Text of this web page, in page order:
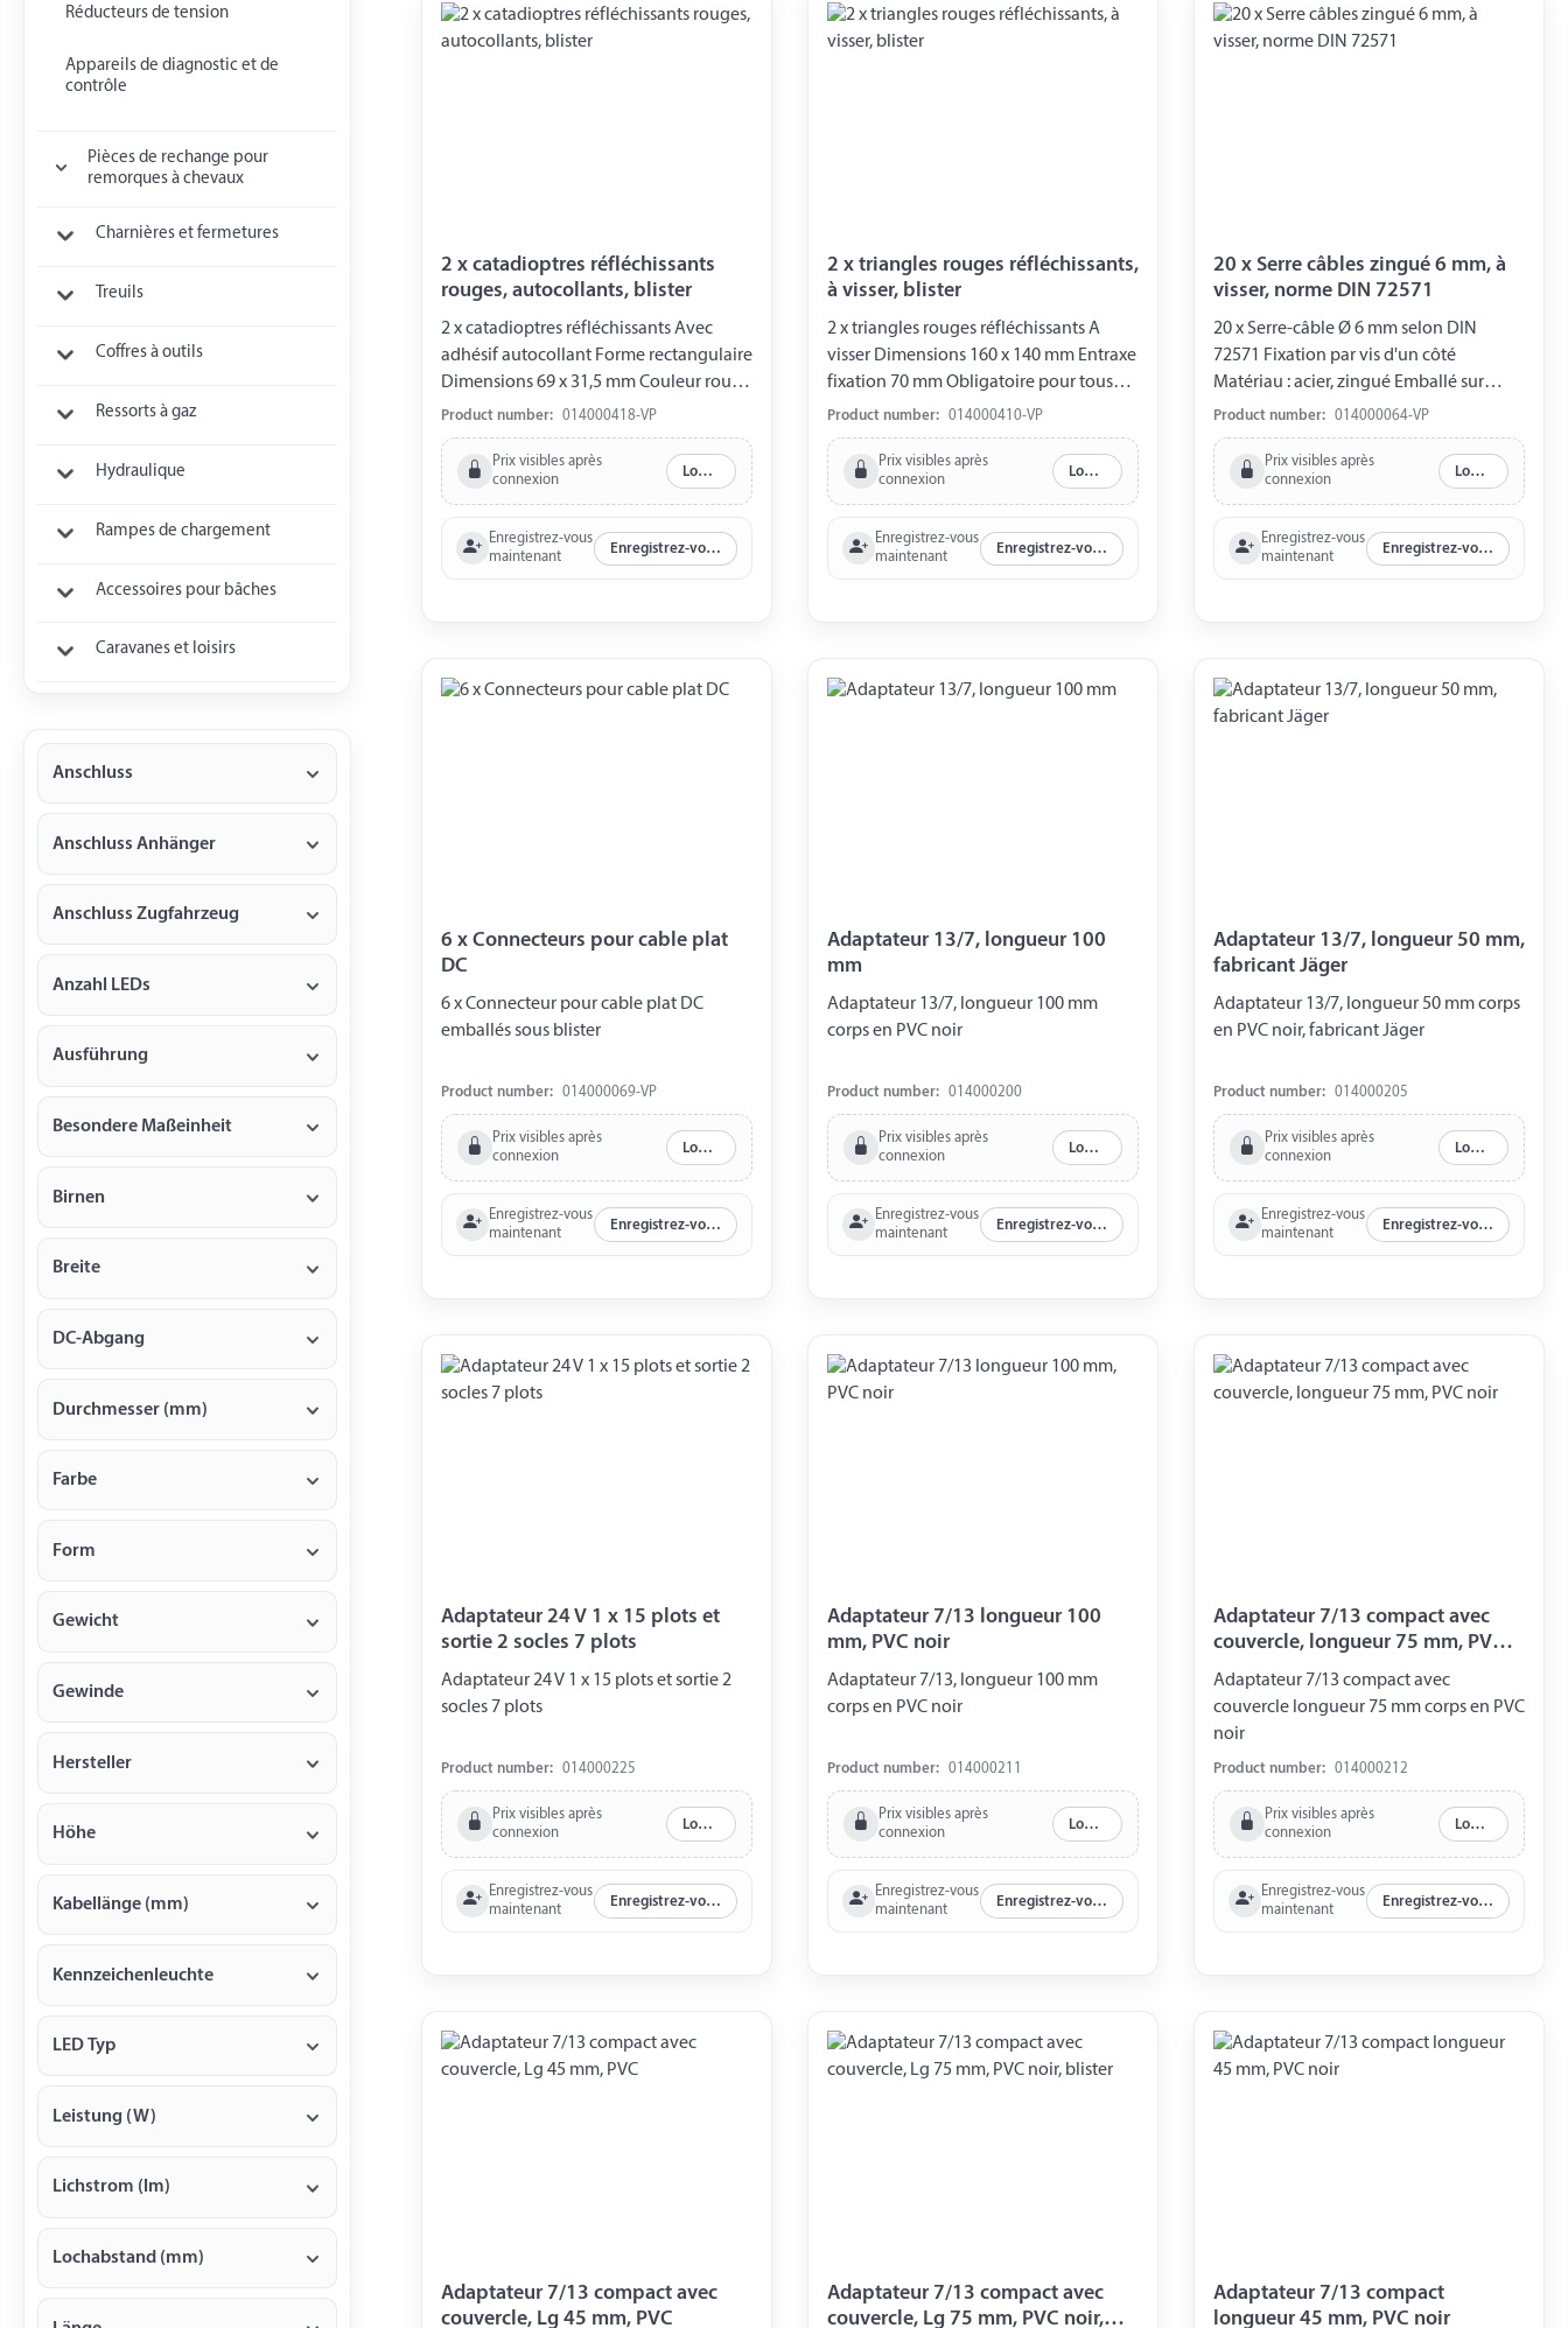
Réducteurs de tension
Appareils de diagnostic et de
contrôle
Pièces de rechange pour
remorques à chevaux
Charnières et fermetures
Treuils
Coffres à outils
Ressorts à gaz
Hydraulique
Rampes de chargement
Accessoires pour bâches
Caravanes et loisirs
Anschluss
Anschluss Anhänger
Anschluss Zugfahrzeug
Anzahl LEDs
Ausführung
Besondere Maßeinheit
Birnen
Breite
DC-Abgang
Durchmesser (mm)
Farbe
Form
Gewicht
Gewinde
Hersteller
Höhe
Kabellänge (mm)
Kennzeichenleuchte
LED Typ
Leistung (W)
Lichstrom (lm)
Lochabstand (mm)
2 x catadioptres réfléchissants
rouges, autocollants, blister
2 x catadioptres réfléchissants Avec
adhésif autocollant Forme rectangulaire
Dimensions 69 x 31,5 mm Couleur rouge
Emballé sous blister
Product number: 014000418-VP
Prix visibles après
connexion
Log in
Enregistrez-vous
maintenant
Enregistrez-vous maintenant
2 x triangles rouges réfléchissants,
à visser, blister
2 x triangles rouges réfléchissants A
visser Dimensions 160 x 140 mm Entraxe
fixation 70 mm Obligatoire pour tous
véhicules tractés Emballés sous blister
Product number: 014000410-VP
Prix visibles après
connexion
Log in
Enregistrez-vous
maintenant
Enregistrez-vous maintenant
20 x Serre câbles zingué 6 mm, à
visser, norme DIN 72571
20 x Serre-câble Ø 6 mm selon DIN
72571 Fixation par vis d'un côté
Matériau : acier, zingué Emballé sur
blister
Product number: 014000064-VP
Prix visibles après
connexion
Log in
Enregistrez-vous
maintenant
Enregistrez-vous maintenant
6 x Connecteurs pour cable plat
DC
6 x Connecteur pour cable plat DC
emballés sous blister
Product number: 014000069-VP
Prix visibles après
connexion
Log in
Enregistrez-vous
maintenant
Enregistrez-vous maintenant
Adaptateur 13/7, longueur 100
mm
Adaptateur 13/7, longueur 100 mm
corps en PVC noir
Product number: 014000200
Prix visibles après
connexion
Log in
Enregistrez-vous
maintenant
Enregistrez-vous maintenant
Adaptateur 13/7, longueur 50 mm,
fabricant Jäger
Adaptateur 13/7, longueur 50 mm corps
en PVC noir, fabricant Jäger
Product number: 014000205
Prix visibles après
connexion
Log in
Enregistrez-vous
maintenant
Enregistrez-vous maintenant
Adaptateur 24 V 1 x 15 plots et
sortie 2 socles 7 plots
Adaptateur 24 V 1 x 15 plots et sortie 2
socles 7 plots
Product number: 014000225
Prix visibles après
connexion
Log in
Enregistrez-vous
maintenant
Enregistrez-vous maintenant
Adaptateur 7/13 longueur 100
mm, PVC noir
Adaptateur 7/13, longueur 100 mm
corps en PVC noir
Product number: 014000211
Prix visibles après
connexion
Log in
Enregistrez-vous
maintenant
Enregistrez-vous maintenant
Adaptateur 7/13 compact avec
couvercle, longueur 75 mm, PVC
noir
Adaptateur 7/13 compact avec
couvercle longueur 75 mm corps en PVC
noir
Product number: 014000212
Prix visibles après
connexion
Log in
Enregistrez-vous
maintenant
Enregistrez-vous maintenant
Adaptateur 7/13 compact avec
couvercle, Lg 45 mm, PVC
Adaptateur 7/13 compact avec
couvercle, Lg 75 mm, PVC noir,
Adaptateur 7/13 compact
longueur 45 mm, PVC noir